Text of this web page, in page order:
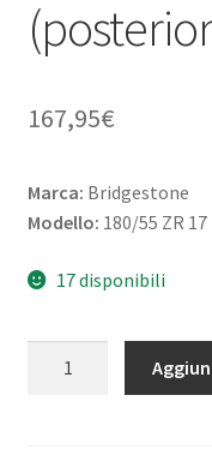
167,95€
Marca: Bridgestone
Modello: 180/55 ZR 17
17 disponibili